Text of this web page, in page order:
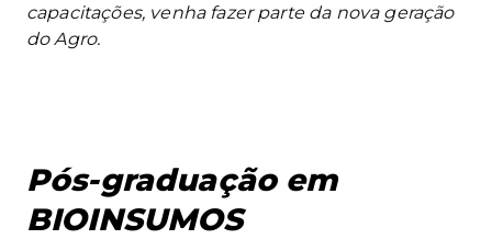
capacitações, venha fazer parte da nova geração
do Agro.
Pós-graduação em
BIOINSUMOS